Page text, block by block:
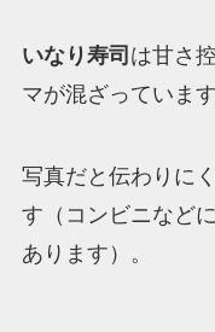
いなり寿司 は甘さ
マが混ざっています
写真だと伝わりに
す（コンビニなど
あります）。